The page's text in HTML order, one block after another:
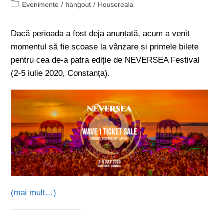
Evenimente / hangout / Housereala
Dacă perioada a fost deja anunțată, acum a venit
momentul să fie scoase la vânzare și primele bilete
pentru cea de-a patra ediție de NEVERSEA Festival
(2-5 iulie 2020, Constanța).
(mai mult…)